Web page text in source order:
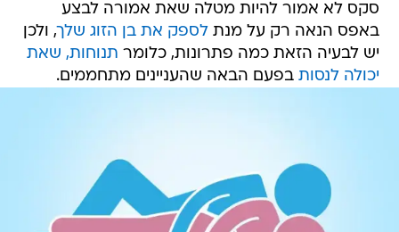
סקס לא אמור להיות מטלה שאת אמורה לבצע
באפס הנאה רק על מנתלספק את בן הזוג שלך, ולכן
יש לבעיה הזאת כמה פתרונות, כלומר תנוחות, שאת
יכולה לנסות בפעם הבאה שהעניינים מתחממים.